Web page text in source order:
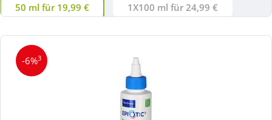
50 ml für 19,99 € 1X100 ml für 24,99 €
-6%3